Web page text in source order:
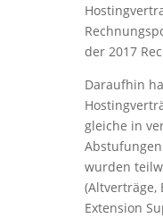
der 2017
Daraufhin
gleiche in
wurden
(Altverträge,
Extension